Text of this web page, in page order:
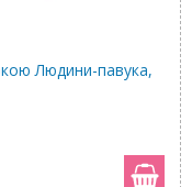
Людини-павука,